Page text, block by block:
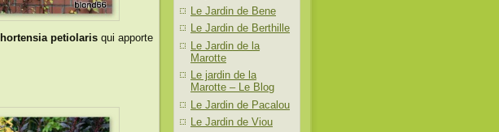
hortensia petiolarisqui apporte
Le Jardin de Bene
Le Jardin de Berthille
Le Jardin de la
Marotte
Le jardin de la
Marotte – Le Blog
Le Jardin de Pacalou
Le Jardin de Viou